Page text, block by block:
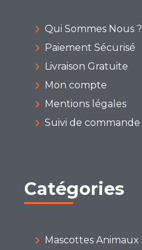
Qui Sommes Nous ?
Paiement Sécurisé
Livraison Gratuite
Mon compte
Mentions légales
Suivi de commande
Catégories
Mascottes Animaux